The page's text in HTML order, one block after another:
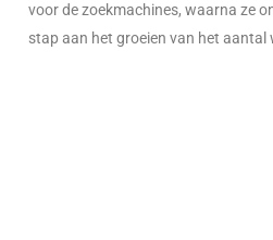
voor de zoekmachines, waarna ze
stap aan het groeien van het aantal